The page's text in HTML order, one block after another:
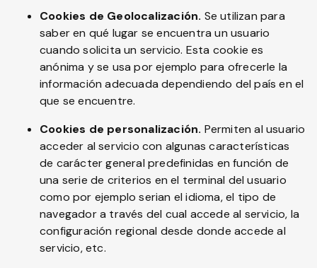
Cookies de Geolocalización. Se utilizan para
saber en qué lugar se encuentra un usuario
cuando solicita un servicio. Esta cookie es
anónima y se usa por ejemplo para ofrecerle la
información adecuada dependiendo del país en el
que se encuentre.
Cookies de personalización. Permiten al usuario
acceder al servicio con algunas características
de carácter general predefinidas en función de
una serie de criterios en el terminal del usuario
como por ejemplo serian el idioma, el tipo de
navegador a través del cual accede al servicio, la
configuración regional desde donde accede al
servicio, etc.